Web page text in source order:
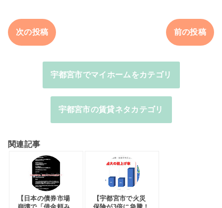
次の投稿 前の投稿
宇都宮市でマイホームをカテゴリ
宇都宮市の賃貸ネタカテゴリ
関連記事
【日本の債券市場
【宇都宮市で火災